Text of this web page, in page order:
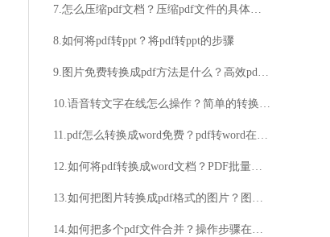
7.怎么压缩pdf文档？压缩pdf文件的具体方法
8.如何将pdf转ppt？将pdf转ppt的步骤
9.图片免费转换成pdf方法是什么？高效pdf转换器帮你轻松完成
10.语音转文字在线怎么操作？简单的转换方法介绍
11.pdf怎么转换成word免费？pdf转word在线免费工具推荐
12.如何将pdf转换成word文档？PDF批量转Word教程一览
13.如何把图片转换成pdf格式的图片？图片转换成pdf格式步骤解析
14.如何把多个pdf文件合并？操作步骤在这里